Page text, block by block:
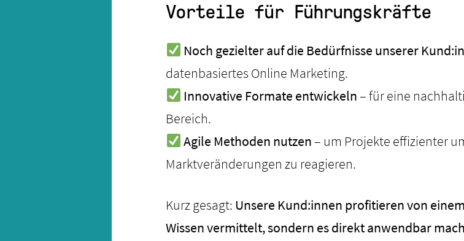
Vorteile für Führungskräfte
Noch gezielter auf die Bedürfnisse unserer
datenbasiertes Online Marketing.
Innovative Formate entwickeln– für eine
Bereich.
Agile Methoden nutzen– um Projekte effizienter
Marktveränderungen zu reagieren.
Kurz gesagt: Unsere Kund:innen profitieren von
Wissen vermittelt, sondern es direkt anwendbar